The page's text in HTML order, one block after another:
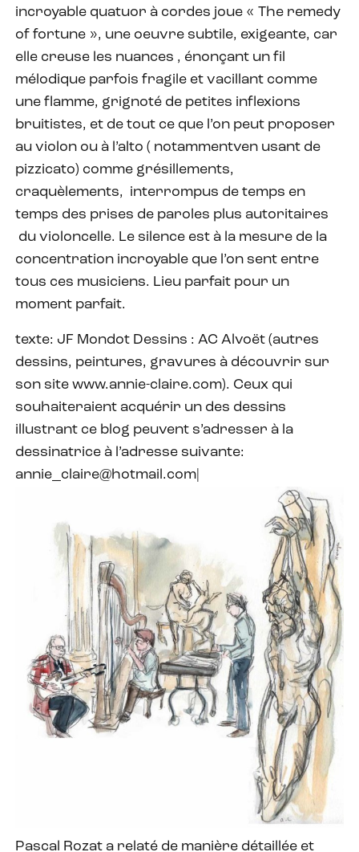
incroyable quatuor à cordes joue « The remedy
of fortune », une oeuvre subtile, exigeante, car
elle creuse les nuances , énonçant un fil
mélodique parfois fragile et vacillant comme
une flamme, grignoté de petites inflexions
bruitistes, et de tout ce que l’on peut proposer
au violon ou à l’alto ( notammentven usant de
pizzicato) comme grésillements,
craquèlements, interrompus de temps en
temps des prises de paroles plus autoritaires
du violoncelle. Le silence est à la mesure de la
concentration incroyable que l’on sent entre
tous ces musiciens. Lieu parfait pour un
moment parfait.
texte: JF Mondot Dessins : AC Alvoët (autres
dessins, peintures, gravures à découvrir sur
son site www.annie-claire.com). Ceux qui
souhaiteraient acquérir un des dessins
illustrant ce blog peuvent s’adresser à la
dessinatrice à l’adresse suivante:
annie_claire@hotmail.com|
Pascal Rozat a relaté de manière détaillée et